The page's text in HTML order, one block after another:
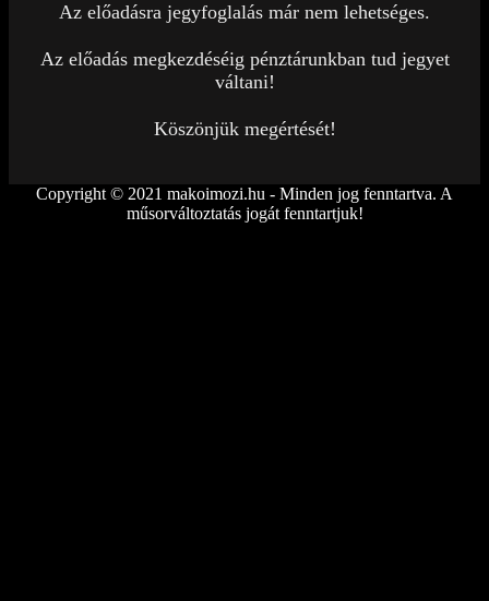
Az előadásra jegyfoglalás már nem lehetséges.
Az előadás megkezdéséig pénztárunkban tud jegyet
váltani!
Köszönjük megértését!
Copyright © 2021 makoimozi.hu - Minden jog fenntartva. A
műsorváltoztatás jogát fenntartjuk!